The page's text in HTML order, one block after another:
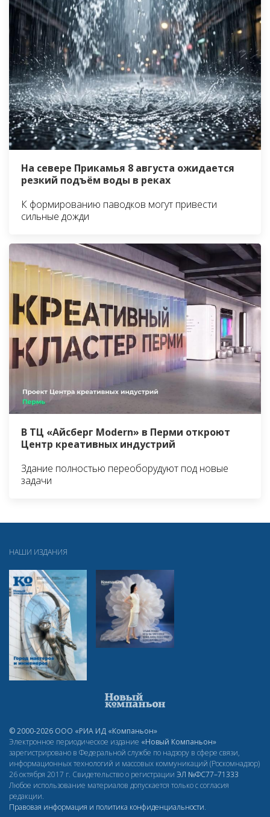
На севере Прикамья 8 августа ожидается
резкий подъём воды в реках
К формированию паводков могут привести
сильные дожди
В ТЦ «Айсберг Modern» в Перми откроют
Центр креативных индустрий
Здание полностью переоборудуют под новые
задачи
НАШИ ИЗДАНИЯ
© 2000-2026 ООО «РИА ИД «Компаньон»
Электронное периодическое издание «Новый Компаньон»
зарегистрировано в Федеральной службе по надзору в сфере связи,
информационных технологий и массовых коммуникаций (Роскомнадзор)
26 октября 2017 г. Свидетельство о регистрации ЭЛ №ФС77–71333
Любое использование материалов допускается только с согласия
редакции.
Правовая информация и политика конфиденциальности.